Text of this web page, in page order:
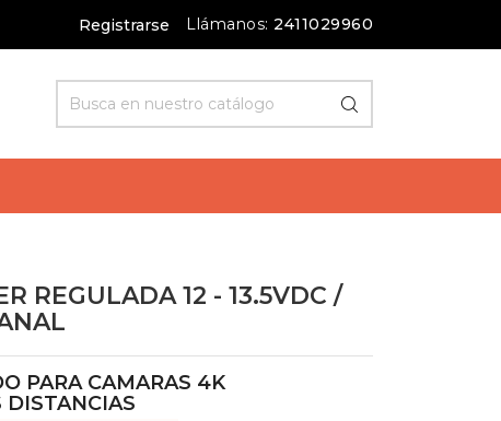
Registrarse Llámanos: 2411029960
REGULADA 12 - 13.5VDC /
PARA CAMARAS 4K
DISTANCIAS